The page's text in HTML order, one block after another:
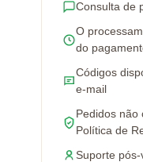
Consulta de
O
do
Códigos
e-mail
Pedidos
Política de
Suporte